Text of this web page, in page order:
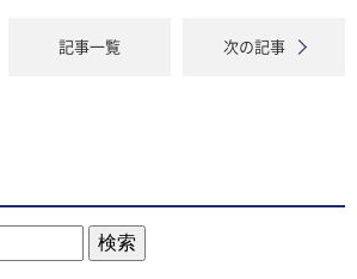
記事一覧 次の記事
検索